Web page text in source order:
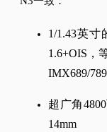
1/1.43英寸
1.6+OIS，
IMX689/
超广角
14mm